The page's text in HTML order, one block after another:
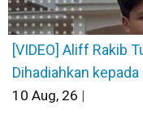
[VIDEO] Aliff Rakib
Dihadiahkan kepada
10 Aug, 26 |